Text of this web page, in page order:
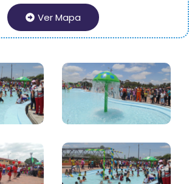
Ver Mapa